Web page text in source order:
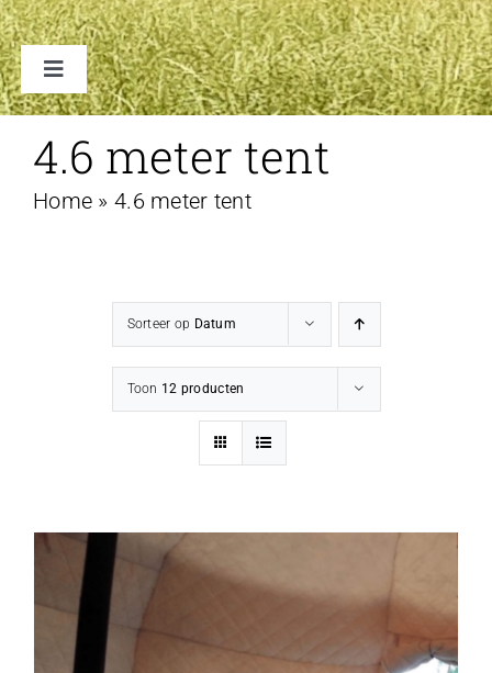
Toggle
Navigation
ACCESSOIRES
CONTACT
4.6 meter tent
Home » 4.6 meter tent
Sorteer op Datum
Toon 12 producten